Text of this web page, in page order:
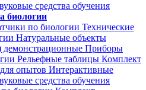
средства обучения
биологии
по биологии Технические
Натуральные объекты
Приборы
Рельефные таблицы Комплект
опытов Интерактивные
средства обучения